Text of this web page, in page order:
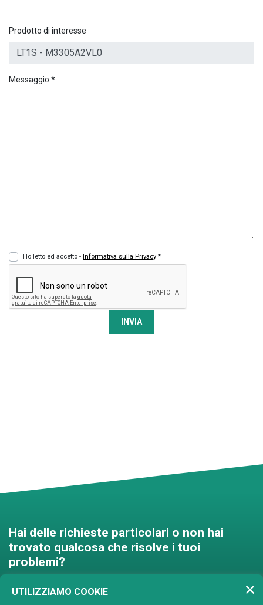
Prodotto di interesse
Messaggio *
Ho letto ed accetto - Informativa sulla Privacy *
INVIA
Hai delle richieste particolari o non hai
trovato qualcosa che risolve i tuoi
problemi?
Contattaci e troveremo una
UTILIZZIAMO COOKIE